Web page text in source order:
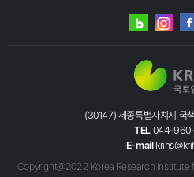
네이버
인
(30147) 세종특별자치시 국
TEL 044-960-
E-mail
Copyright@2022 Korea Research Institute